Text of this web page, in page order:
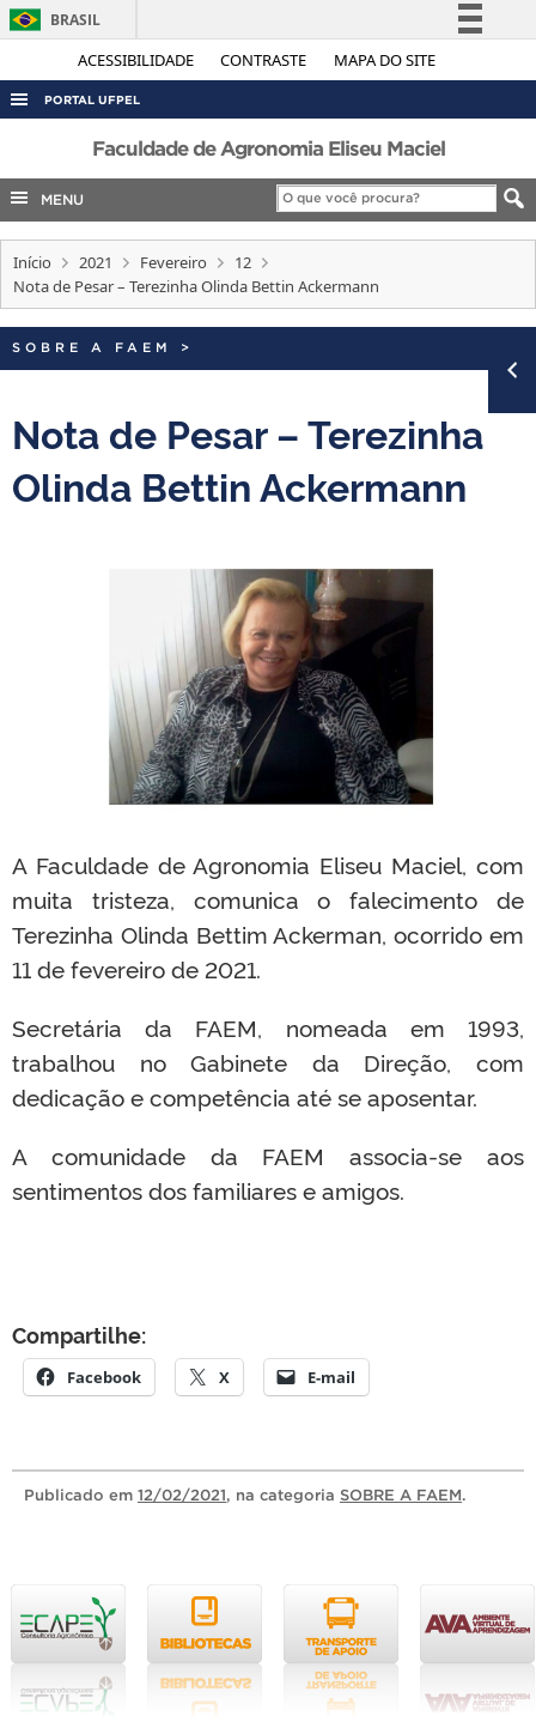
ACESSIBILIDADE CONTRASTE MAPA DO SITE
BRASIL
Simplifique!
Legislação
Canais
PORTAL UFPEL
ACESSO À INFORMAÇÃO
AUDITORIA
COBALTO
CONCURSOS
INTERNACIONAL
PORTARIAS
Faculdade de Agronomia Eliseu Maciel
MENU
Início 2021 Fevereiro
12
Nota de Pesar – Terezinha Olinda Bettin Ackermann
SOBRE A FAEM >
Nota de Pesar – Terezinha
Olinda Bettin Ackermann
A Faculdade de Agronomia Eliseu Maciel, com
muita tristeza, comunica o falecimento de
Terezinha Olinda Bettim Ackerman, ocorrido em
11 de fevereiro de 2021.
Secretária da FAEM, nomeada em 1993,
trabalhou no Gabinete da Direção, com
dedicação e competência até se aposentar.
A comunidade da FAEM associa-se aos
sentimentos dos familiares e amigos.
Compartilhe:
Facebook X E-mail
Publicado em 12/02/2021, na categoria SOBRE A FAEM.